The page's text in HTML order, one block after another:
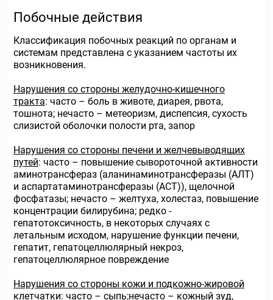
Побочные действия
Классификация побочных реакций по органам и
системам представлена с указанием частоты их
возникновения.
Нарушения со стороны желудочно-кишечного
тракта: часто – боль в животе, диарея, рвота,
тошнота; нечасто – метеоризм, диспепсия, сухость
слизистой оболочки полости рта, запор
Нарушения со стороны печени и желчевыводящих
путей: часто – повышение сывороточной активности
аминотрансфераз (аланинаминотрансферазы (АЛТ)
и аспартатаминотрансферазы (АСТ)), щелочной
фосфатазы; нечасто – желтуха, холестаз, повышение
концентрации билирубина; редко -
гепатотоксичность, в некоторых случаях с
летальным исходом, нарушение функции печени,
гепатит, гепатоцеллюлярный некроз,
гепатоцеллюлярное повреждение
Нарушения со стороны кожи и подкожно-жировой
клетчатки: часто – сыпь;нечасто – кожный зуд,